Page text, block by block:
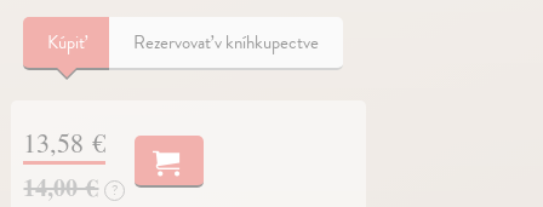
Kúpiť Rezervovať v kníhkupectve
13,58 €
14,00 €
?